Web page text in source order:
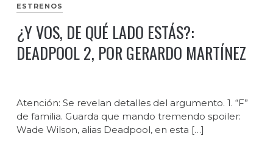
ESTRENOS
¿Y VOS, DE QUÉ LADO ESTÁS?:
DEADPOOL 2, POR GERARDO MARTÍNEZ
Atención: Se revelan detalles del argumento. 1. “F”
de familia. Guarda que mando tremendo spoiler:
Wade Wilson, alias Deadpool, en esta […]